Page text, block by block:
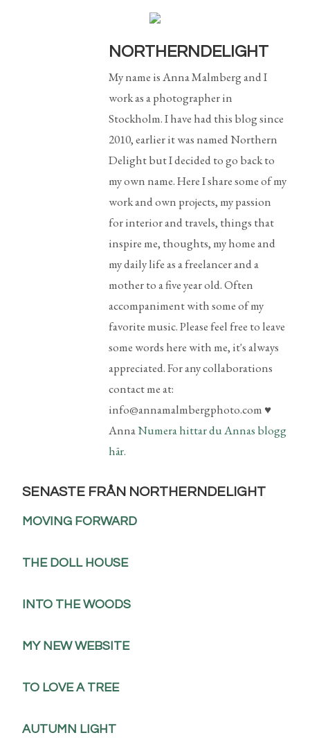
NORTHERNDELIGHT
My name is Anna Malmberg and I
work as a photographer in
Stockholm. I have had this blog since
2010, earlier it was named Northern
Delight but I decided to go back to
my own name. Here I share some of my
work and own projects, my passion
for interior and travels, things that
inspire me, thoughts, my home and
my daily life as a freelancer and a
mother to a five year old. Often
accompaniment with some of my
favorite music. Please feel free to leave
some words here with me, it's always
appreciated. For any collaborations
contact me at:
info@annamalmbergphoto.com ♥
AnnaNumera hittar du Annas blogg
här.
SENASTE FRÅN NORTHERNDELIGHT
MOVING FORWARD
THE DOLL HOUSE
INTO THE WOODS
MY NEW WEBSITE
TO LOVE A TREE
AUTUMN LIGHT